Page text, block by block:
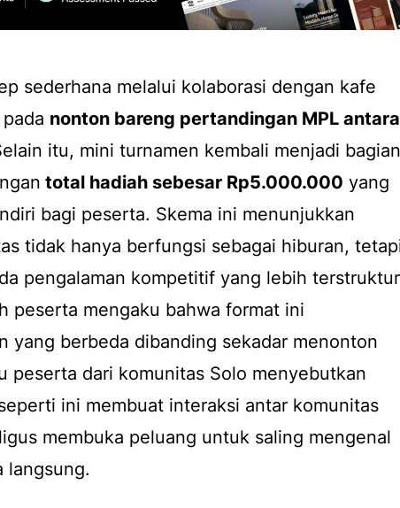
sederhana melalui kolaborasi dengan kafe
nonton bareng pertandingan MPL antara
itu, mini turnamen kembali menjadi bagian
total hadiah sebesar Rp5.000.000 yang
bagi peserta. Skema ini menunjukkan
tidak hanya berfungsi sebagai hiburan,
pengalaman kompetitif yang lebih terstruktur
peserta mengaku bahwa format ini
yang berbeda dibanding sekadar menonton
peserta dari komunitas Solo menyebutkan
ini membuat interaksi antar komunitas
membuka peluang untuk saling mengenal
langsung.